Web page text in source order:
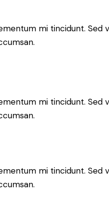
mi tincidunt. Sed
mi tincidunt. Sed
mi tincidunt. Sed